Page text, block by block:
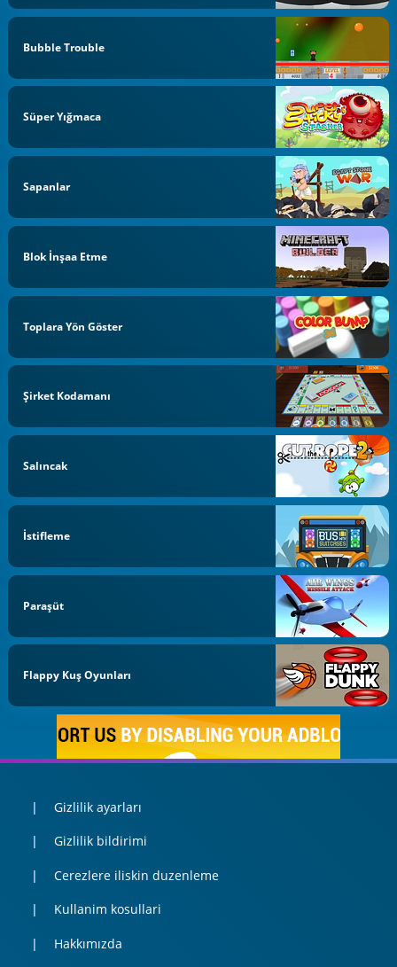
Bubble Trouble
Süper Yığmaca
Sapanlar
Blok İnşaa Etme
Toplara Yön Göster
Şirket Kodamanı
Salıncak
İstifleme
Paraşüt
Flappy Kuş Oyunları
Gizlilik ayarları
Gizlilik bildirimi
Cerezlere iliskin duzenleme
Kullanim kosullari
Hakkımızda